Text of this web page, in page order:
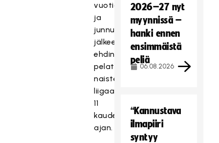
vuotiaana
ja
junnuputken
jälkeen
ehdin
pelata
naisten
liigaakin
11
kauden
ajan.
2026–27 nyt
myynnissä –
hanki ennen
ensimmäistä
peliä
06.08.2026
“Kannustava
ilmapiiri
syntyy